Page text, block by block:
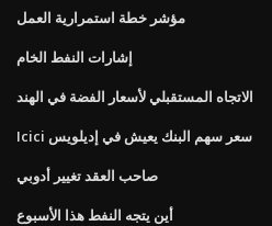
مؤشر خطة استمرارية العمل
إشارات النفط الخام
الاتجاه المستقبلي لأسعار الفضة في الهند
Icici سعر سهم البنك يعيش في إديلويس
صاحب العقد تغيير أدوبي
أين يتجه النفط هذا الأسبوع